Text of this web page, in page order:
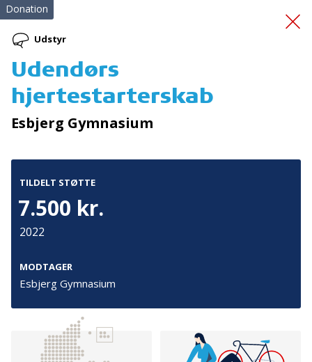
SMART sport år 2
Donation
Udstyr
Udendørs
hjertestarterskab
Esbjerg Gymnasium
TILDELT STØTTE
7.500 kr.
2022
MODTAGER
Esbjerg Gymnasium
Tilmeld nyhedsbrev
De seneste nyheder om TrygFondens og TryghedsGruppens
Tilmeld
Kontakt Adresse